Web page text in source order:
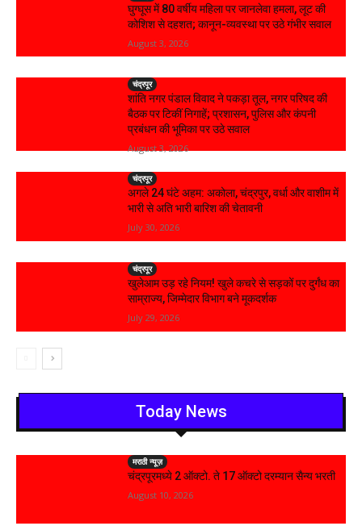
घुग्घूस में 80 वर्षीय महिला पर जानलेवा हमला, लूट की
कोशिश से दहशत; कानून-व्यवस्था पर उठे गंभीर सवाल
August 3, 2026
चंद्रपूर
शांति नगर पंडाल विवाद ने पकड़ा तूल, नगर परिषद की
बैठक पर टिकीं निगाहें; प्रशासन, पुलिस और कंपनी
प्रबंधन की भूमिका पर उठे सवाल
August 3, 2026
चंद्रपूर
अगले 24 घंटे अहम: अकोला, चंद्रपुर, वर्धा और वाशीम में
भारी से अति भारी बारिश की चेतावनी
July 30, 2026
चंद्रपूर
खुलेआम उड़ रहे नियम! खुले कचरे से सड़कों पर दुर्गंध का
साम्राज्य, जिम्मेदार विभाग बने मूकदर्शक
July 29, 2026
Today News
मराठी न्यूज़
चंद्रपूरमध्ये 2 ऑक्टो. ते 17 ऑक्टो दरम्यान सैन्य भरती
August 10, 2026